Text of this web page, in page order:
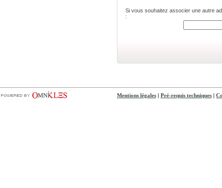
Si vous souhaitez associer une autre
:
Mentions légales Pré-requis techniques